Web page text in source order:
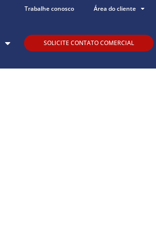
Trabalhe conosco Área do cliente
SOLICITE CONTATO COMERCIAL